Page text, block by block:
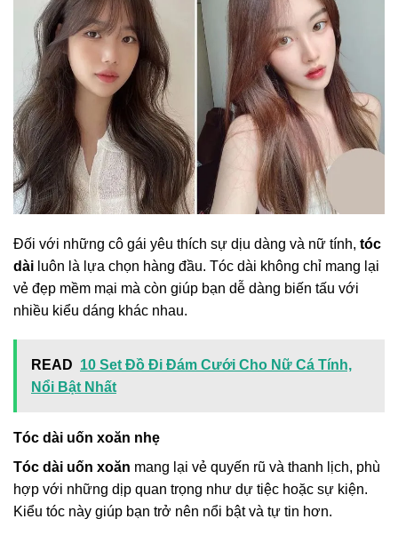
Đối với những cô gái yêu thích sự dịu dàng và nữ tính, tóc
dài luôn là lựa chọn hàng đầu. Tóc dài không chỉ mang lại
vẻ đẹp mềm mại mà còn giúp bạn dễ dàng biến tấu với
nhiều kiểu dáng khác nhau.
READ 10 Set Đồ Đi Đám Cưới Cho Nữ Cá Tính,
Nổi Bật Nhất
Tóc dài uốn xoăn nhẹ
Tóc dài uốn xoăn mang lại vẻ quyến rũ và thanh lịch, phù
hợp với những dịp quan trọng như dự tiệc hoặc sự kiện.
Kiểu tóc này giúp bạn trở nên nổi bật và tự tin hơn.